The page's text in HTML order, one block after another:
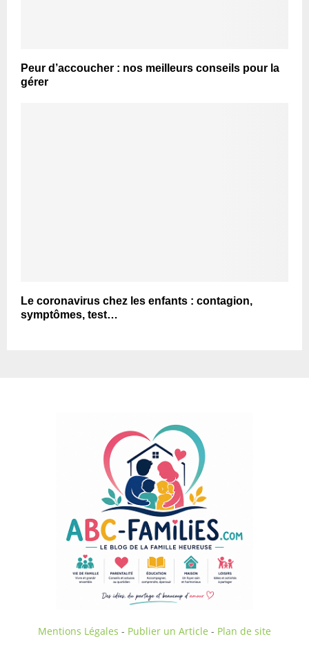
Peur d’accoucher : nos meilleurs conseils pour la
gérer
Le coronavirus chez les enfants : contagion,
symptômes, test…
Mentions Légales - Publier un Article - Plan de site